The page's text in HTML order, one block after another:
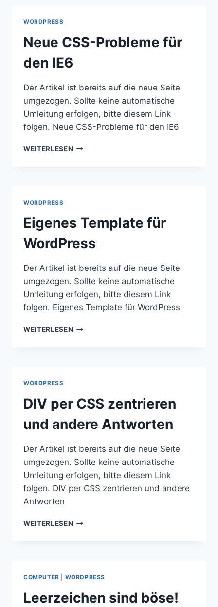
WORDPRESS
Neue CSS-Probleme für
den IE6
Der Artikel ist bereits auf die neue Seite
umgezogen. Sollte keine automatische
Umleitung erfolgen, bitte diesem Link
folgen. Neue CSS-Probleme für den IE6
WEITERLESEN NEUE
WORDPRESS
Eigenes Template für
WordPress
Der Artikel ist bereits auf die neue Seite
umgezogen. Sollte keine automatische
Umleitung erfolgen, bitte diesem Link
folgen. Eigenes Template für WordPress
WEITERLESEN EIGENES
WORDPRESS
DIV per CSS zentrieren
und andere Antworten
Der Artikel ist bereits auf die neue Seite
umgezogen. Sollte keine automatische
Umleitung erfolgen, bitte diesem Link
folgen. DIV per CSS zentrieren und andere
Antworten
WEITERLESEN DIV
COMPUTER WORDPRESS
Leerzeichen sind böse!